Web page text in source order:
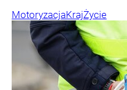
MotoryzacjaKrajŻycie